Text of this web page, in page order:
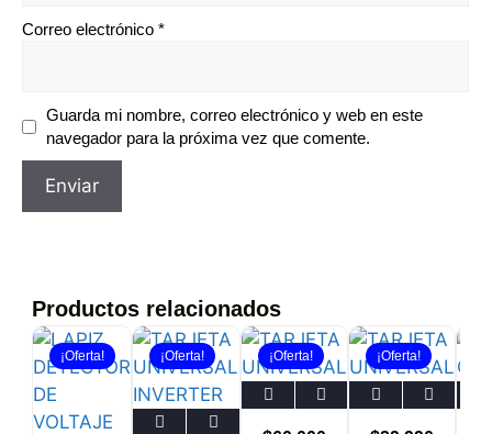
Correo electrónico *
Guarda mi nombre, correo electrónico y web en este
navegador para la próxima vez que comente.
Productos relacionados
¡Oferta! ¡Oferta! ¡Oferta! ¡Oferta!